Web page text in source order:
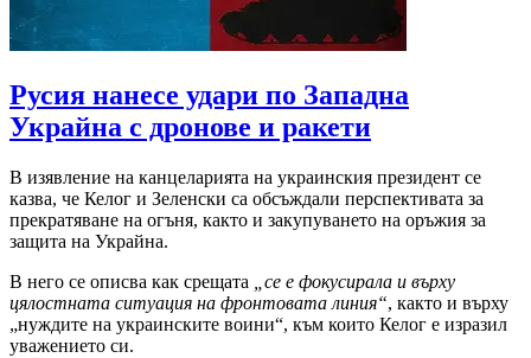
Русия нанесе удари по Западна
Украйна с дронове и ракети
В изявление на канцеларията на украинския президент се
казва, че Келог и Зеленски са обсъждали перспективата за
прекратяване на огъня, както и закупуването на оръжия за
защита на Украйна.
В него се описва как срещата
„се е фокусирала и върху
цялостната ситуация на фронтовата линия“, както и върху
„нуждите на украинските воини“, към които Келог е изразил
уважението си.